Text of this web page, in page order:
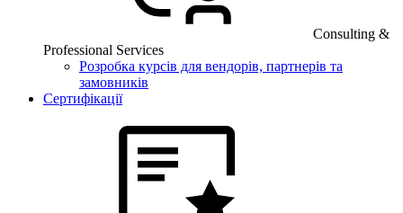
Consulting &
Professional Services
Розробка курсів для вендорів, партнерів та
замовників
Сертифікації